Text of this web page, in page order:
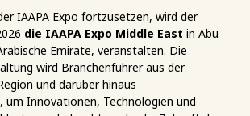
IAAPA Expo fortzusetzen, wird der
die IAAPA Expo Middle East in Abu
Emirate, veranstalten. Die
wird Branchenführer aus der
und darüber hinaus
um Innovationen, Technologien und